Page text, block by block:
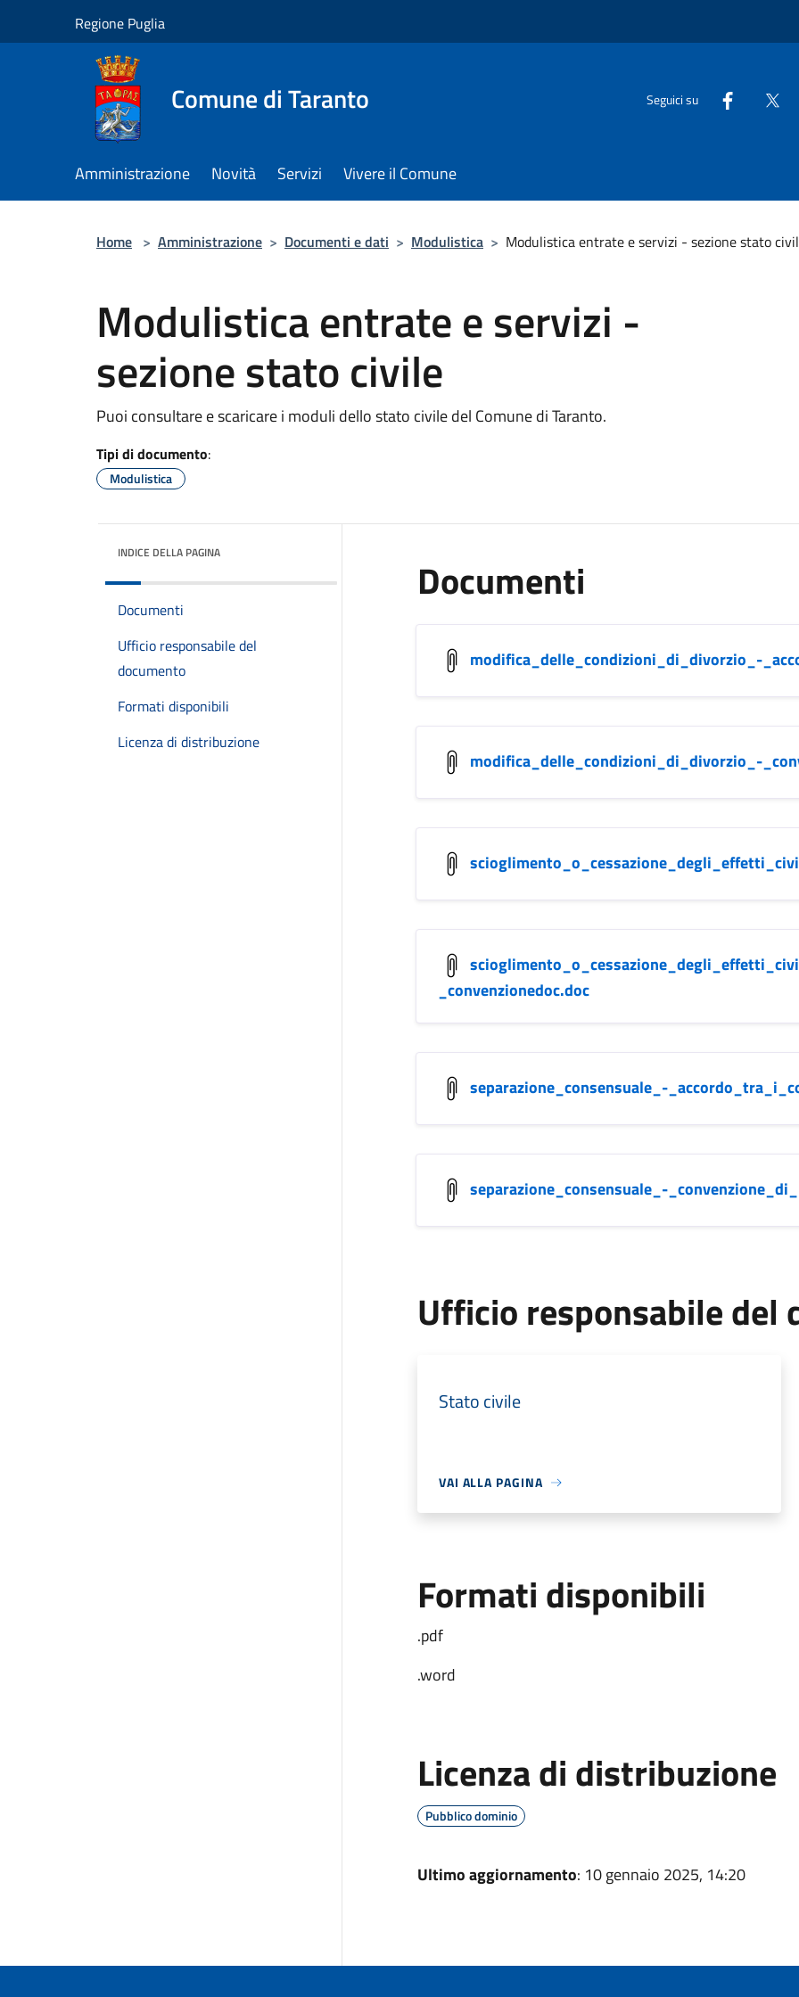
Regione Puglia
Comune di Taranto Seguici su
Amministrazione Novità Servizi Vivere il Comune
Home > Amministrazione > Documenti e dati > Modulistica > Modulistica entrate e servizi - sezione stato
Modulistica entrate e servizi -
sezione stato civile
Puoi consultare e scaricare i moduli dello stato civile del Comune di Taranto.
Tipi di documento:
Modulistica
INDICE DELLA PAGINA
Documenti
Ufficio responsabile del
documento
Formati disponibili
Licenza di distribuzione
Documenti
modifica_delle_condizioni_di_divorzio_-
modifica_delle_condizioni_di_divorzio_-
_convenzionedoc.doc
separazione_consensuale_-
separazione_consensuale_-
Ufficio responsabile del
Stato civile
VAI ALLA PAGINA
Formati disponibili
.pdf
.word
Licenza di distribuzione
Pubblico dominio
Ultimo aggiornamento: 10 gennaio 2025, 14:20